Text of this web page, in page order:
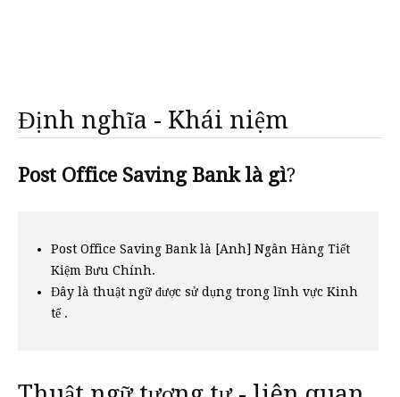
Định nghĩa - Khái niệm
Post Office Saving Bank là gì?
Post Office Saving Bank là [Anh] Ngân Hàng Tiết
Kiệm Bưu Chính.
Đây là thuật ngữ được sử dụng trong lĩnh vực Kinh
tế .